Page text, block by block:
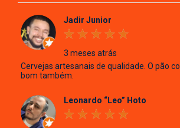
Jadir Junior
3 meses atrás
Cervejas artesanais de qualidade. O pão
bom também.
Leonardo “Leo” Hoto